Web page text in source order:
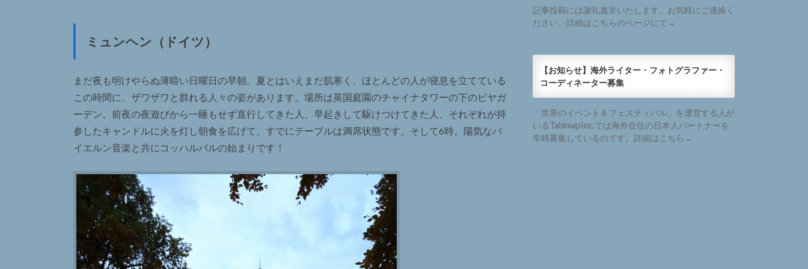
ミュンヘン（ドイツ）
まだ夜も明けやらぬ薄暗い日曜日の早朝。夏とはいえまだ肌寒く、ほとんどの人が寝息を立てている
この時間に、ザワザワと群れる人々の姿があります。場所は英国庭園のチャイナタワーの下のビヤガ
ーデン。前夜の夜遊びから一睡もせず直行してきた人、早起きして駆けつけてきた人、それぞれが持
参したキャンドルに火を灯し朝食を広げて、すでにテーブルは満席状態です。そして6時。陽気なバ
イエルン音楽と共にコッハルバルの始まりです！
記事投稿には謝礼進呈いたします。お気軽にご連絡く
ださい。詳細はこちらのページにて→
【お知らせ】海外ライター・フォトグラファー・
コーディネーター募集
「世界のイベント＆フェスティバル」を運営する人が
いるTabimapInc.では海外在住の日本人パートナーを
常時募集しているのです。詳細はこちら→